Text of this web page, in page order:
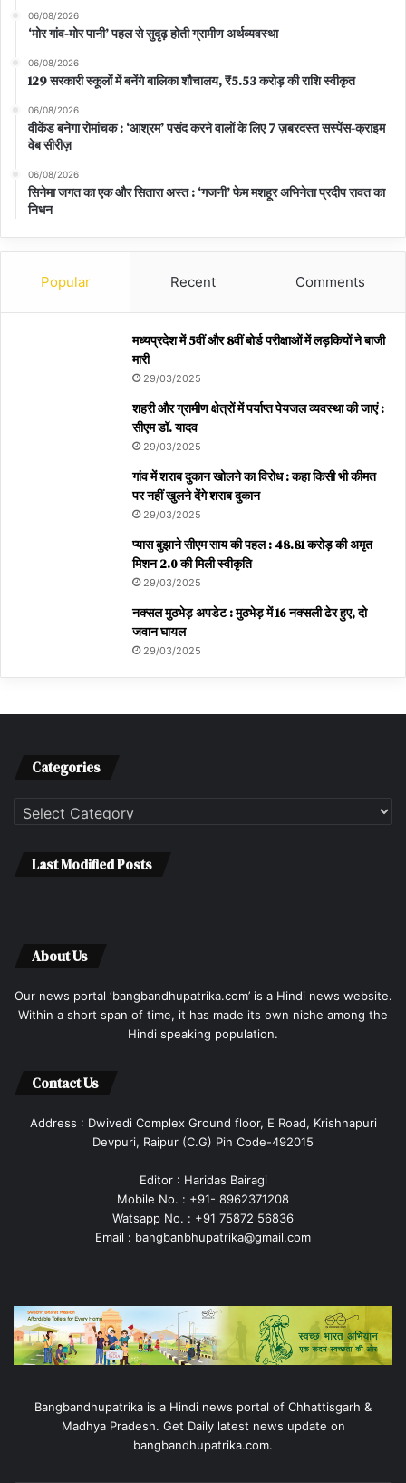
06/08/2026
‘मोर गांव-मोर पानी’ पहल से सुदृढ़ होती ग्रामीण अर्थव्यवस्था
06/08/2026
129 सरकारी स्कूलों में बनेंगे बालिका शौचालय, ₹5.53 करोड़ की राशि स्वीकृत
06/08/2026
वीकेंड बनेगा रोमांचक : ‘आश्रम’ पसंद करने वालों के लिए 7 ज़बरदस्त सस्पेंस-क्राइम
वेब सीरीज़
06/08/2026
सिनेमा जगत का एक और सितारा अस्त : ‘गजनी’ फेम मशहूर अभिनेता प्रदीप रावत का
निधन
Popular Recent Comments
मध्यप्रदेश में 5वीं और 8वीं बोर्ड परीक्षाओं में लड़कियों ने बाजी
मारी
29/03/2025
शहरी और ग्रामीण क्षेत्रों में पर्याप्त पेयजल व्यवस्था की जाएं :
सीएम डॉ. यादव
29/03/2025
गांव में शराब दुकान खोलने का विरोध : कहा किसी भी कीमत
पर नहीं खुलने देंगे शराब दुकान
29/03/2025
प्यास बुझाने सीएम साय की पहल : 48.81 करोड़ की अमृत
मिशन 2.0 की मिली स्वीकृति
29/03/2025
नक्सल मुठभेड़ अपडेट : मुठभेड़ में 16 नक्सली ढेर हुए, दो
जवान घायल
29/03/2025
Categories
Categories
Last Modified Posts
About Us
Our news portal ‘bangbandhupatrika.com’ is a Hindi news website.
Within a short span of time, it has made its own niche among the
Hindi speaking population.
Contact Us
Address : Dwivedi Complex Ground floor, E Road, Krishnapuri
Devpuri, Raipur (C.G) Pin Code-492015
Editor : Haridas Bairagi
Mobile No. : +91- 8962371208
Watsapp No. : +91 75872 56836
Email : bangbanbhupatrika@gmail.com
Bangbandhupatrika is a Hindi news portal of Chhattisgarh &
Madhya Pradesh. Get Daily latest news update on
bangbandhupatrika.com.